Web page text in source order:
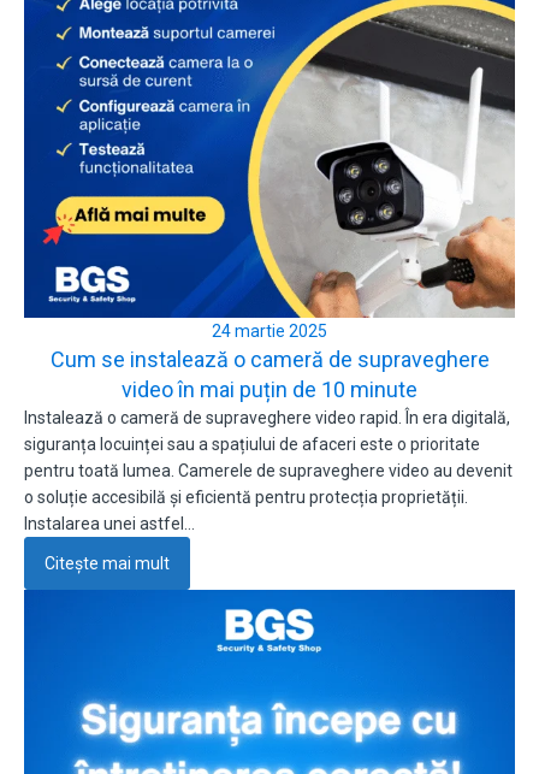
24 martie 2025
Cum se instalează o cameră de supraveghere
video în mai puțin de 10 minute
Instalează o cameră de supraveghere video rapid. În era digitală,
siguranța locuinței sau a spațiului de afaceri este o prioritate
pentru toată lumea. Camerele de supraveghere video au devenit
o soluție accesibilă și eficientă pentru protecția proprietății.
Instalarea unei astfel…
Citește mai mult